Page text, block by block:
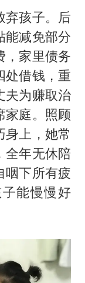
弃孩子。后
能减免部分
，家里债务
处借钱，重
夫为赚取治
家庭。照顾
身上，她常
全年无休陪
咽下所有疲
能慢慢好